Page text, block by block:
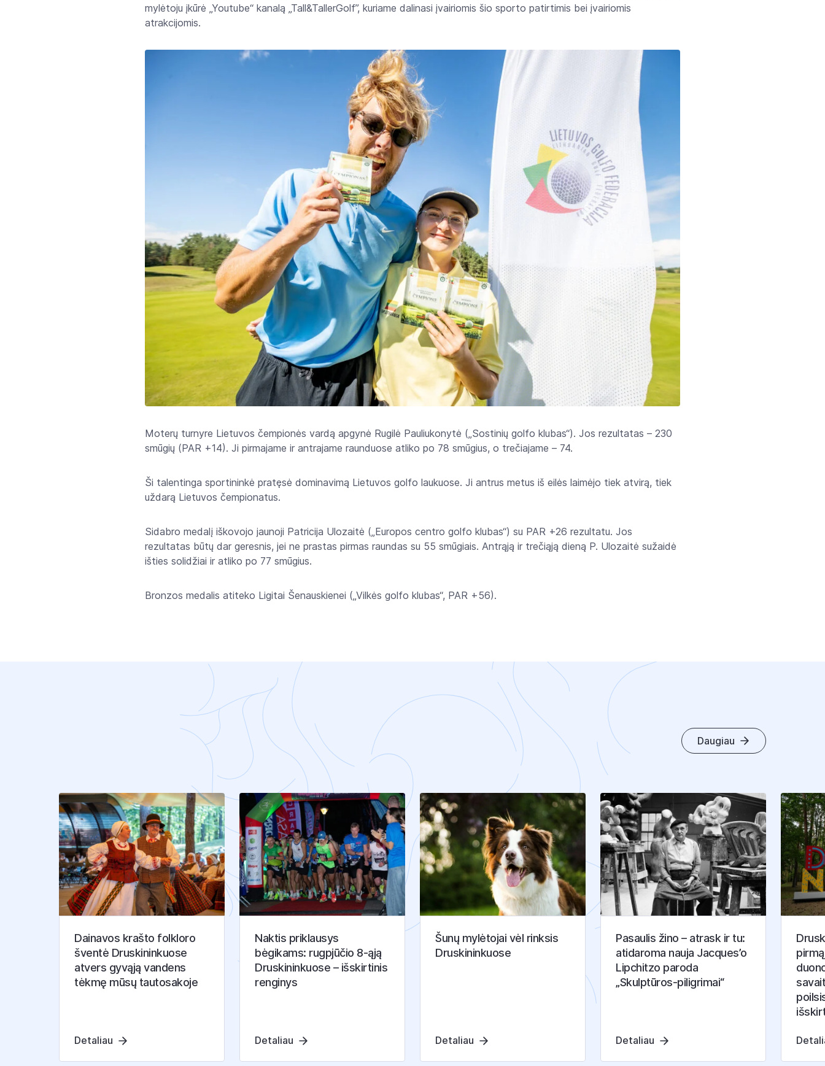
mylėtoju įkūrė „Youtube“ kanalą „Tall&TallerGolf”, kuriame dalinasi įvairiomis šio sporto patirtimis bei įvairiomis
atrakcijomis.
Moterų turnyre Lietuvos čempionės vardą apgynė Rugilė Pauliukonytė („Sostinių golfo klubas“). Jos rezultatas – 230
smūgių (PAR +14). Ji pirmajame ir antrajame raunduose atliko po 78 smūgius, o trečiajame – 74.
Ši talentinga sportininkė pratęsė dominavimą Lietuvos golfo laukuose. Ji antrus metus iš eilės laimėjo tiek atvirą, tiek
uždarą Lietuvos čempionatus.
Sidabro medalį iškovojo jaunoji Patricija Ulozaitė („Europos centro golfo klubas“) su PAR +26 rezultatu. Jos
rezultatas būtų dar geresnis, jei ne prastas pirmas raundas su 55 smūgiais. Antrąją ir trečiąją dieną P. Ulozaitė sužaidė
išties solidžiai ir atliko po 77 smūgius.
Bronzos medalis atiteko Ligitai Šenauskienei („Vilkės golfo klubas“, PAR +56).
KITISTRAIPSNIAI
Daugiau
Dainavos krašto folkloro
šventė Druskininkuose
atvers gyvąją vandens
tėkmę mūsų tautosakoje
Detaliau
Naktis priklausys
bėgikams: rugpjūčio 8-ąją
Druskininkuose – išskirtinis
renginys
Detaliau
Šunų mylėtojai vėl rinksis
Druskininkuose
Detaliau
Pasaulis žino – atrask ir tu:
atidaroma nauja Jacques’o
Lipchitzo paroda
„Skulptūros-piligrimai“
Detaliau